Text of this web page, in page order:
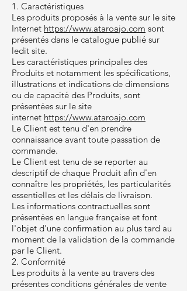
1. Caractéristiques
Les produits proposés à la vente sur le site
Internet https://www.ataroajo.com sont
présentés dans le catalogue publié sur
ledit site.
Les caractéristiques principales des
Produits et notamment les spécifications,
illustrations et indications de dimensions
ou de capacité des Produits, sont
présentées sur le site
internet https://www.ataroajo.com
Le Client est tenu d'en prendre
connaissance avant toute passation de
commande.
Le Client est tenu de se reporter au
descriptif de chaque Produit afin d'en
connaître les propriétés, les particularités
essentielles et les délais de livraison.
Les informations contractuelles sont
présentées en langue française et font
l'objet d'une confirmation au plus tard au
moment de la validation de la commande
par le Client.
2. Conformité
Les produits à la vente au travers des
présentes conditions générales de vente